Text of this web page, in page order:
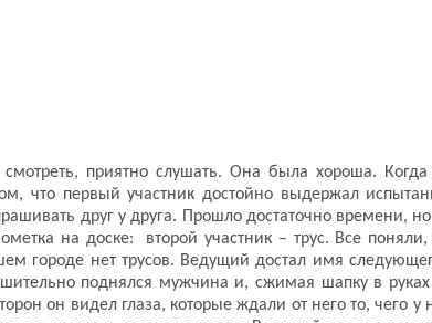
приятно слушать. Она была хороша.
что первый участник достойно выдержал
друг у друга. Прошло достаточно времени,
на доске: второй участник – трус. Все
городе нет трусов. Ведущий достал имя
поднялся мужчина и, сжимая шапку в
он видел глаза, которые ждали от него то, чего